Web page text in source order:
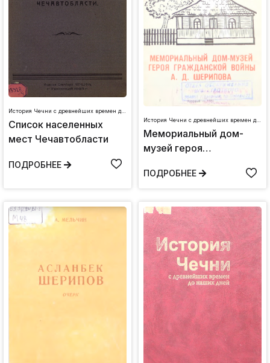
История Чечни с древнейших времен до наших дней
Список населенных
мест Чечавтобласти
ПОДРОБНЕЕ
Мемориальный дом-
музей героя
А.Д. Шерипова.
ПОДРОБНЕЕ